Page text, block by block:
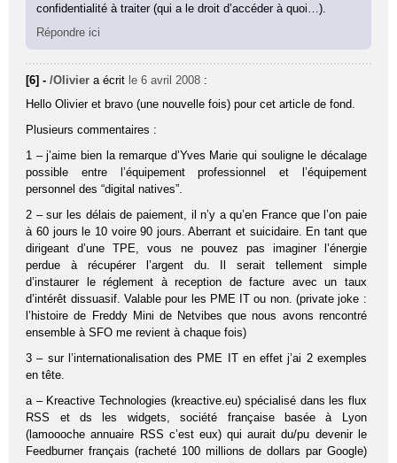
confidentialité à traiter (qui a le droit d’accéder à quoi…).
Répondre ici
[6] -/Olivier a écrit le 6 avril 2008 :
Hello Olivier et bravo (une nouvelle fois) pour cet article de fond.
Plusieurs commentaires :
1 – j’aime bien la remarque d’Yves Marie qui souligne le décalage
possible entre l’équipement professionnel et l’équipement
personnel des “digital natives”.
2 – sur les délais de paiement, il n’y a qu’en France que l’on paie
à 60 jours le 10 voire 90 jours. Aberrant et suicidaire. En tant que
dirigeant d’une TPE, vous ne pouvez pas imaginer l’énergie
perdue à récupérer l’argent du. Il serait tellement simple
d’instaurer le réglement à reception de facture avec un taux
d’intérêt dissuasif. Valable pour les PME IT ou non. (private joke :
l’histoire de Freddy Mini de Netvibes que nous avons rencontré
ensemble à SFO me revient à chaque fois)
3 – sur l’internationalisation des PME IT en effet j’ai 2 exemples
en tête.
a – Kreactive Technologies (kreactive.eu) spécialisé dans les flux
RSS et ds les widgets, société française basée à Lyon
(lamoooche annuaire RSS c’est eux) qui aurait du/pu devenir le
Feedburner français (racheté 100 millions de dollars par Google)